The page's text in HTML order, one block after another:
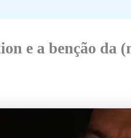
e a benção da